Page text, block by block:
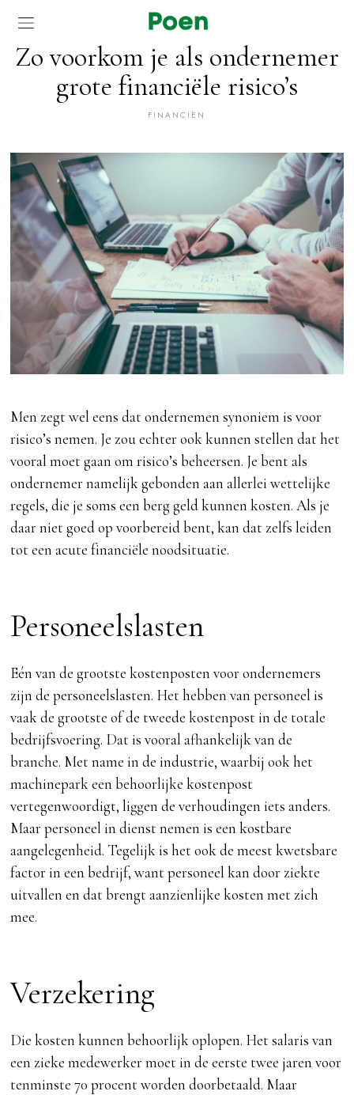
Zo voorkom je als ondernemer
grote financiële risico’s
FINANCIËN
Men zegt wel eens dat ondernemen synoniem is voor
risico’s nemen. Je zou echter ook kunnen stellen dat het
vooral moet gaan om risico’s beheersen. Je bent als
ondernemer namelijk gebonden aan allerlei wettelijke
regels, die je soms een berg geld kunnen kosten. Als je
daar niet goed op voorbereid bent, kan dat zelfs leiden
tot een acute financiële noodsituatie.
Personeelslasten
Eén van de grootste kostenposten voor ondernemers
zijn de personeelslasten. Het hebben van personeel is
vaak de grootste of de tweede kostenpost in de totale
bedrijfsvoering. Dat is vooral afhankelijk van de
branche. Met name in de industrie, waarbij ook het
machinepark een behoorlijke kostenpost
vertegenwoordigt, liggen de verhoudingen iets anders.
Maar personeel in dienst nemen is een kostbare
aangelegenheid. Tegelijk is het ook de meest kwetsbare
factor in een bedrijf, want personeel kan door ziekte
uitvallen en dat brengt aanzienlijke kosten met zich
mee.
Verzekering
Die kosten kunnen behoorlijk oplopen. Het salaris van
een zieke medewerker moet in de eerste twee jaren voor
tenminste 70 procent worden doorbetaald. Maar